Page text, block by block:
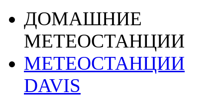
ДОМАШНИЕ
МЕТЕОСТАНЦИИ
МЕТЕОСТАНЦИИ
DAVIS